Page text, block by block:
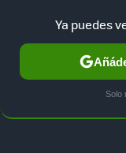
GUÍA
Ya puedes
Solo